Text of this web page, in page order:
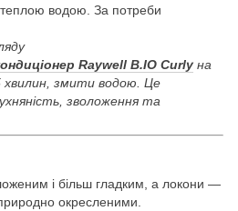
водою. За потреби
Raywell B.IO Curly на
змити водою. Це
зволоження та
і більш гладким, а локони —
окресленими.